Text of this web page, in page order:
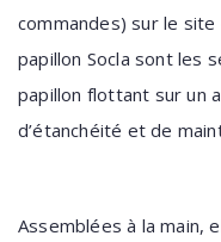
commandes) sur le
papillon Socla sont les
papillon flottant sur un
d’étanchéité et de
Assemblées à la main,